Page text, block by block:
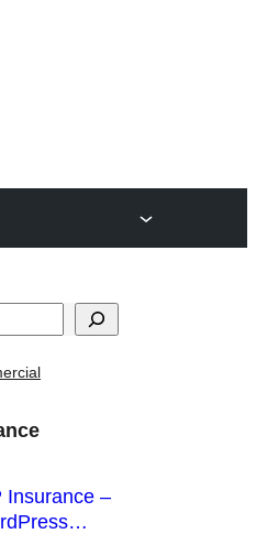
Insurance –